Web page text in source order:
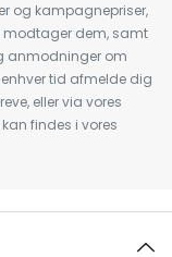
og kampagnepriser,
modtager dem, samt
anmodninger om
tid afmelde dig
eller via vores
findes i vores